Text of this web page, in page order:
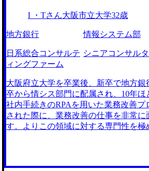
んに任せて応募すればもっとうまくい
人事領域については、前職で培った現
れを生かしたサポートを行いたいと思
とクライアントに寄り添った支援がで
きたいと思います。
んは情シスからコンサルタントへの転
たので、とても頼もしそうな印象を感
永井さんは、私の経歴をとても高く評
いく可能性が高いとおっしゃっていた
ジェントさんと比べて前向きに転職活
詳細な情報はほとんど知らずに転職
永井さんはコンサルティングファーム
組みなどについてとても丁寧に教えて
自身がコンサルタント経験があるこ
ジを具体的に知ることができました。
の経歴が想像以上に評価されたことで
が決して無駄になることはなく、糧
I ・Tさん大阪市立大学32歳
地方銀行 情報システム部
日系総合コンサルテ
ィングファーム
シニアコンサル
大阪府立大学を卒業後、新卒で地方
卒から情シス部門に配属され、10年ほ
社内手続きのRPAを用いた業務改善プ
された際に、業務改善の仕事を非常
す。よりこの領域に対する専門性を極
伝統的な年功序列の仕組みや、配属リ